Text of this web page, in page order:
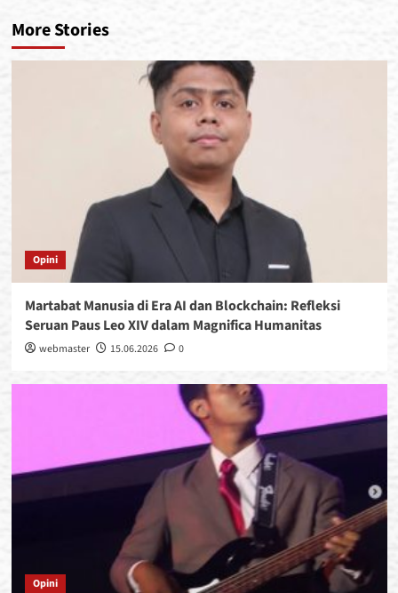
More Stories
Opini
Martabat Manusia di Era AI dan Blockchain: Refleksi
Seruan Paus Leo XIV dalam Magnifica Humanitas
webmaster 15.06.2026 0
Opini